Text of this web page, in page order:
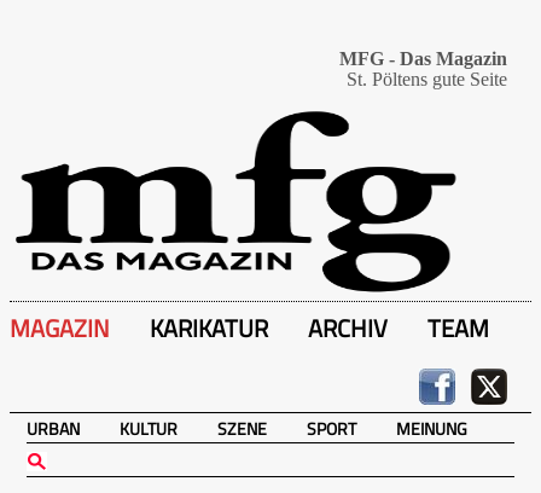
MFG - Das Magazin
St. Pöltens gute Seite
MAGAZIN KARIKATUR ARCHIV TEAM
URBAN KULTUR SZENE SPORT MEINUNG